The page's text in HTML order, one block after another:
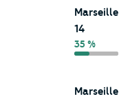
Marseille
14
35 %
Marseille